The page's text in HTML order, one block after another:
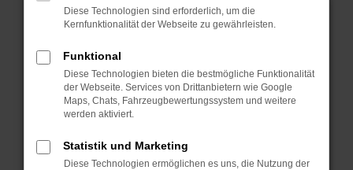
Showroom Servicetermin
Diese Technologien sind erforderlich, um die
Kernfunktionalität der Webseite zu gewährleisten.
Funktional
Diese Technologien bieten die bestmögliche Funktionalität
der Webseite. Services von Drittanbietern wie Google
Maps, Chats, Fahrzeugbewertungssystem und weitere
werden aktiviert.
Statistik und Marketing
Diese Technologien ermöglichen es uns, die Nutzung der